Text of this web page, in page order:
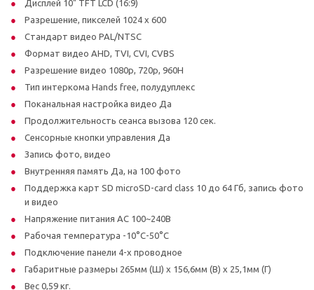
Дисплей 10" TFT LCD (16:9)
Разрешение, пикселей 1024 x 600
Стандарт видео PAL/NTSC
Формат видео AHD, TVI, CVI, CVBS
Разрешение видео 1080p, 720р, 960H
Тип интеркома Hands free, полудуплекс
Поканальная настройка видео Да
Продолжительность сеанса вызова 120 сек.
Сенсорные кнопки управления Да
Запись фото, видео
Внутренняя память Да, на 100 фото
Поддержка карт SD microSD-card class 10 до 64 Гб, запись фото
и видео
Напряжение питания AC 100~240В
Рабочая температура -10°C-50°C
Подключение панели 4-х проводное
Габаритные размеры 265мм (Ш) x 156,6мм (В) x 25,1мм (Г)
Вес 0,59 кг.